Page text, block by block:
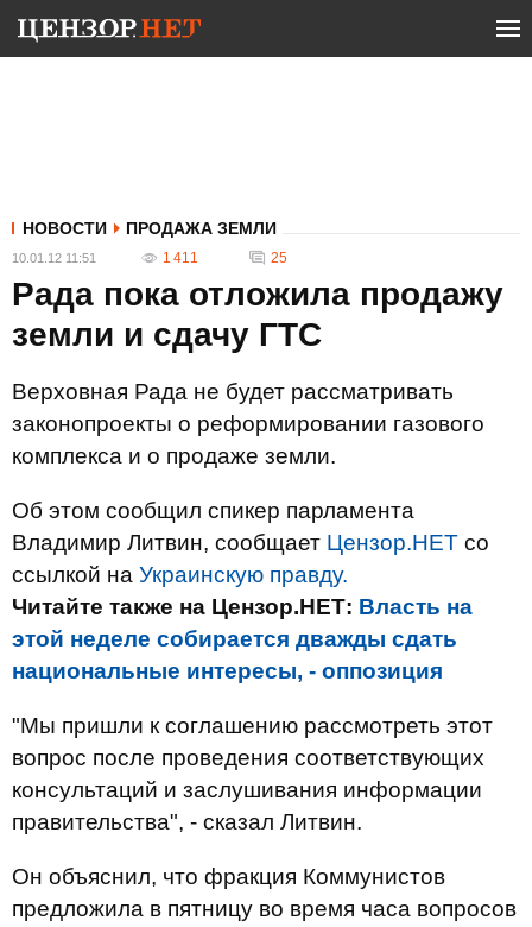
НОВОСТИ ПРОДАЖА ЗЕМЛИ
10.01.12 11:51 1 411 25
Рада пока отложила продажу
земли и сдачу ГТС
Верховная Рада не будет рассматривать
законопроекты о реформировании газового
комплекса и о продаже земли.
Об этом сообщил спикер парламента
Владимир Литвин, сообщает Цензор.НЕТ со
ссылкой на Украинскую правду.
Читайте также на Цензор.НЕТ: Власть на
этой неделе собирается дважды сдать
национальные интересы, - оппозиция
"Мы пришли к соглашению рассмотреть этот
вопрос после проведения соответствующих
консультаций и заслушивания информации
правительства", - сказал Литвин.
Он объяснил, что фракция Коммунистов
предложила в пятницу во время часа вопросов